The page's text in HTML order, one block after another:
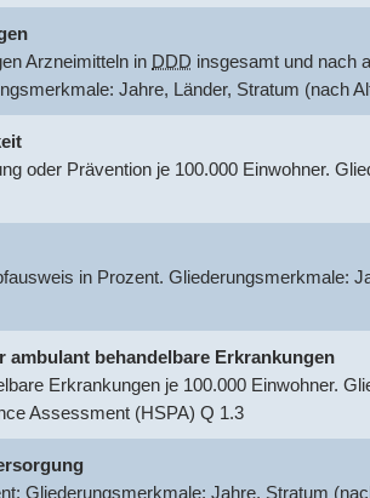
Arzneimitteln in DDD insgesamt und nach
Jahre, Länder, Stratum (nach
oder Prävention je 100.000 Einwohner.
in Prozent. Gliederungsmerkmale:
behandelbare Erkrankungen
Erkrankungen je 100.000 Einwohner.
Assessment (HSPA) Q 1.3
Gliederungsmerkmale: Jahre, Stratum